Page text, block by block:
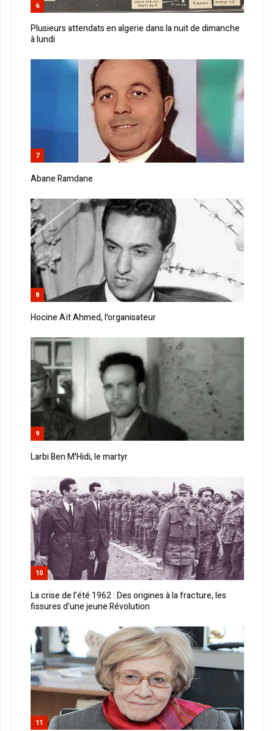
6
Plusieurs attendats en algerie dans la nuit de dimanche
à lundi
7
Abane Ramdane
8
Hocine Aït Ahmed, l'organisateur
9
Larbi Ben M'Hidi, le martyr
10
La crise de l’été 1962 : Des origines à la fracture, les
fissures d’une jeune Révolution
11